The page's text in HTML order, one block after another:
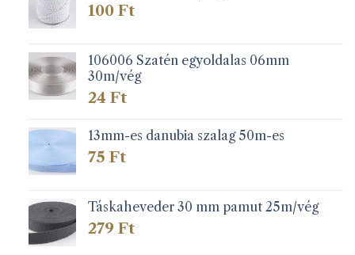
100 Ft
106006 Szatén egyoldalas 06mm
30m/vég
24 Ft
13mm-es danubia szalag 50m-es
75 Ft
Táskaheveder 30 mm pamut 25m/vég
279 Ft